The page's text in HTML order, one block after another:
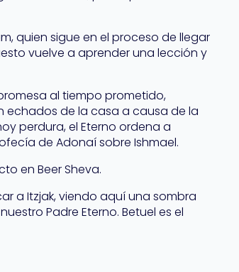
quien sigue en el proceso de llegar
vuelve a aprender una lección y
promesa al tiempo prometido,
echados de la casa a causa de la
perdura, el Eterno ordena a
de Adonaí sobre Ishmael.
en Beer Sheva.
a Itzjak, viendo aquí una sombra
Padre Eterno. Betuel es el